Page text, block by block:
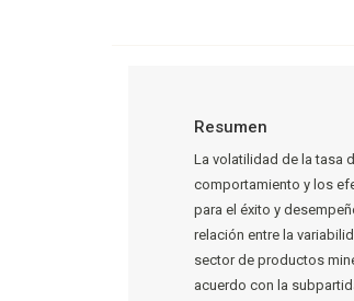
Resumen
La volatilidad de la tasa
comportamiento y los
para el éxito y
relación entre la
sector de productos
acuerdo con la